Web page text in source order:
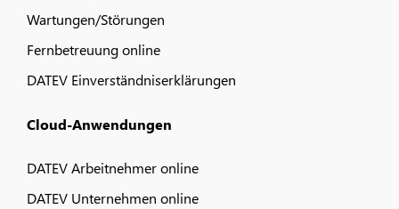
Wartungen/Störungen
Fernbetreuung online
DATEV Einverständniserklärungen
Cloud-Anwendungen
DATEV Arbeitnehmer online
DATEV Unternehmen online